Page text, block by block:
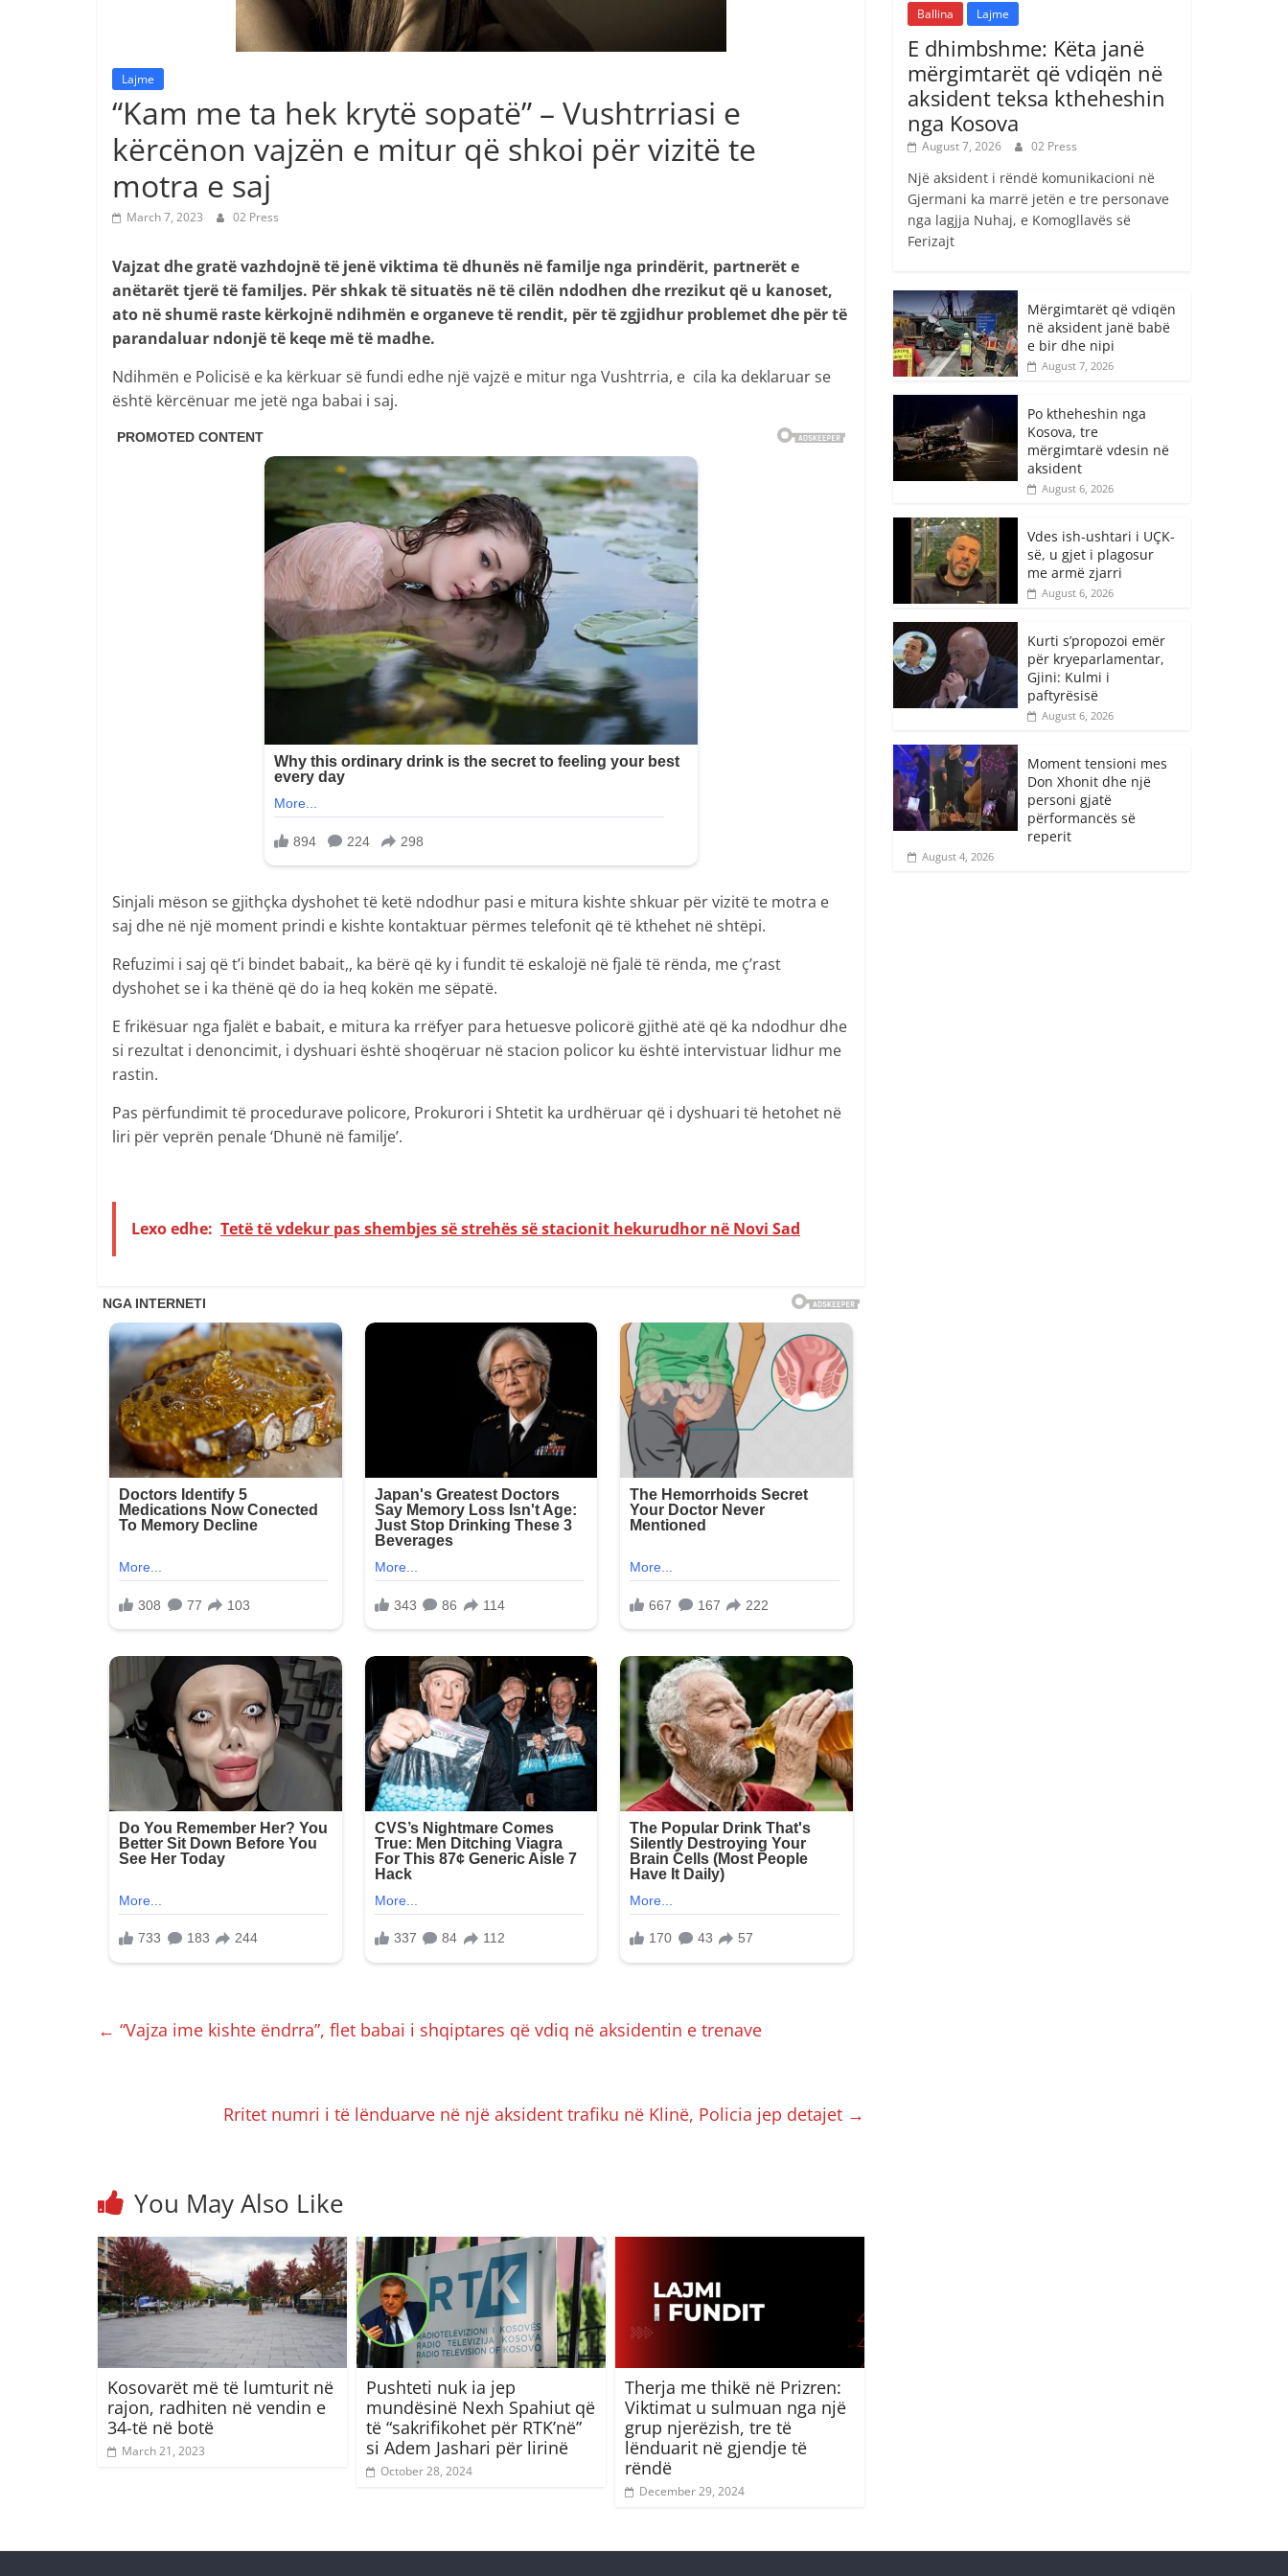
Lajme
“Kam me ta hek krytë sopatë” – Vushtrriasi e
kërcënon vajzën e mitur që shkoi për vizitë te
motra e saj
March 7, 2023 02 Press
Vajzat dhe gratë vazhdojnë të jenë viktima të dhunës në familje nga prindërit, partnerët e
anëtarët tjerë të familjes. Për shkak të situatës në të cilën ndodhen dhe rrezikut që u kanoset,
ato në shumë raste kërkojnë ndihmën e organeve të rendit, për të zgjidhur problemet dhe për të
parandaluar ndonjë të keqe më të madhe.
Ndihmën e Policisë e ka kërkuar së fundi edhe një vajzë e mitur nga Vushtrria, e cila ka deklaruar se
është kërcënuar me jetë nga babai i saj.
Sinjali mëson se gjithçka dyshohet të ketë ndodhur pasi e mitura kishte shkuar për vizitë te motra e
saj dhe në një moment prindi e kishte kontaktuar përmes telefonit që të kthehet në shtëpi.
Refuzimi i saj që t’i bindet babait,, ka bërë që ky i fundit të eskalojë në fjalë të rënda, me ç’rast
dyshohet se i ka thënë që do ia heq kokën me sëpatë.
E frikësuar nga fjalët e babait, e mitura ka rrëfyer para hetuesve policorë gjithë atë që ka ndodhur dhe
si rezultat i denoncimit, i dyshuari është shoqëruar në stacion policor ku është intervistuar lidhur me
rastin.
Pas përfundimit të procedurave policore, Prokurori i Shtetit ka urdhëruar që i dyshuari të hetohet në
liri për veprën penale ‘Dhunë në familje’.
Lexo edhe: Tetë të vdekur pas shembjes së strehës së stacionit hekurudhor në Novi Sad
← “Vajza ime kishte ëndrra”, flet babai i shqiptares që vdiq në aksidentin e trenave
Rritet numri i të lënduarve në një aksident trafiku në Klinë, Policia jep detajet →
You May Also Like
Kosovarët më të lumturit në
rajon, radhiten në vendin e
34-të në botë
March 21, 2023
Pushteti nuk ia jep
mundësinë Nexh Spahiut që
të “sakrifikohet për RTK’në”
si Adem Jashari për lirinë
October 28, 2024
Therja me thikë në Prizren:
Viktimat u sulmuan nga një
grup njerëzish, tre të
lënduarit në gjendje të
rëndë
December 29, 2024
Ballina Lajme
E dhimbshme: Këta janë
mërgimtarët që vdiqën në
aksident teksa ktheheshin
nga Kosova
August 7, 2026 02 Press
Një aksident i rëndë komunikacioni në
Gjermani ka marrë jetën e tre personave
nga lagjja Nuhaj, e Komogllavës së
Ferizajt
Mërgimtarët që vdiqën
në aksident janë babë
e bir dhe nipi
August 7, 2026
Po ktheheshin nga
Kosova, tre
mërgimtarë vdesin në
aksident
August 6, 2026
Vdes ish-ushtari i UÇK-
së, u gjet i plagosur
me armë zjarri
August 6, 2026
Kurti s’propozoi emër
për kryeparlamentar,
Gjini: Kulmi i
paftyrësisë
August 6, 2026
Moment tensioni mes
Don Xhonit dhe një
personi gjatë
përformancës së
reperit
August 4, 2026